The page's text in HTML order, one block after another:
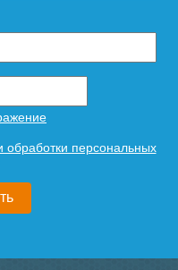
обработки персональных